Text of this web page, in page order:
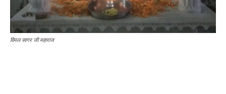
विमल सागर जी महाराज